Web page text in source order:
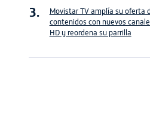
Movistar TV amplía su oferta
contenidos con nuevos
HD y reordena su parrilla